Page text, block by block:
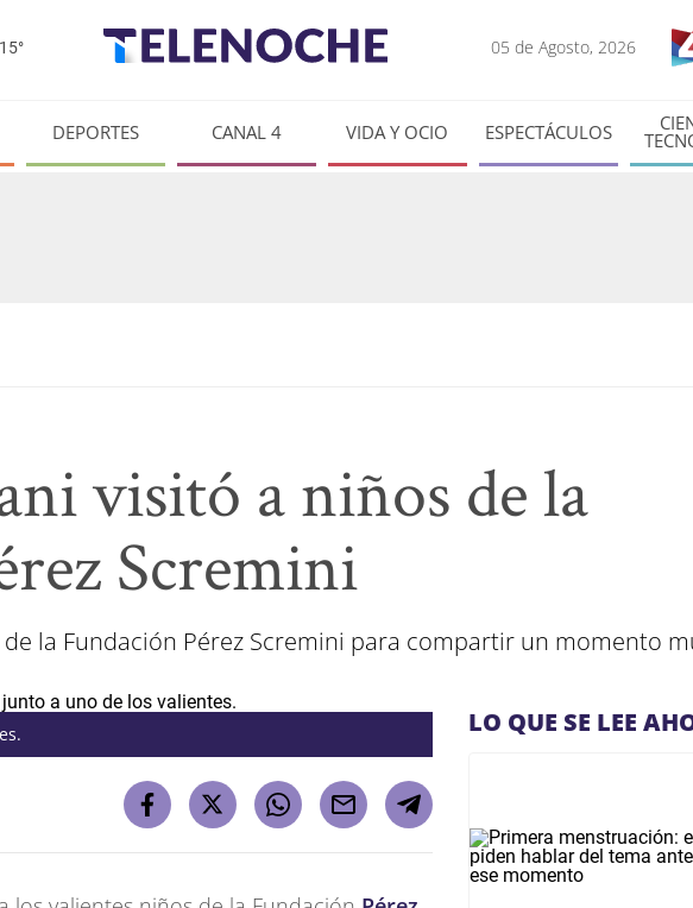
15° 05 de Agosto, 2026
DEPORTES CANAL 4 VIDA Y OCIO ESPECTÁCULOS
visitó a niños de la
Scremini
la Fundación Pérez Scremini para compartir un momento
LO QUE SE LEE